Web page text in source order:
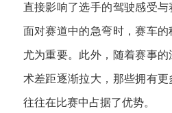
直接影响了选手的驾驶感受
面对赛道中的急弯时，赛车
尤为重要。此外，随着赛事
术差距逐渐拉大，那些拥有更
往往在比赛中占据了优势。